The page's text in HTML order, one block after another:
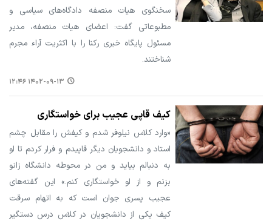
سخنگوی هیات منصفه دادگاه‌های سیاسی و
مطبوعاتی گفت: اعضای هیات منصفه، مدیر
مسئول پایگاه خبری رکنا را با اکثریت آراء مجرم
شناختند.
۱۴۰۲-۰۹-۱۳ ۱۲:۴۶
کیف قاپی عجیب برای خواستگاری
«وارد کلاس نیلوفر شدم و کیفش را مقابل چشم
استاد و دانشجویان دیگر قاپیدم و فرار کردم تا او
به دنبالم بیاید و من در محوطه دانشگاه زانو
بزنم و از او خواستگاری کنم.» این گفته‌های
عجیب پسری جوان است که به اتهام سرقت
کیف یکی از دانشجویان در کلاس درس دستگیر